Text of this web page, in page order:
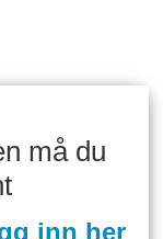
må du
inn her